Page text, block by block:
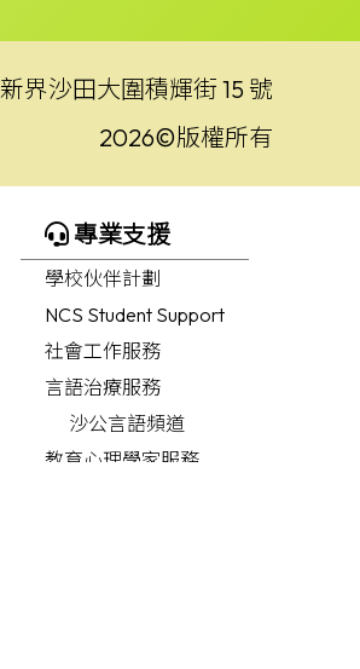
新界沙田大圍積輝街 15 號
2026©版權所有
專業支援
學校伙伴計劃
NCS Student Support
社會工作服務
言語治療服務
沙公言語頻道
教育心理學家服務